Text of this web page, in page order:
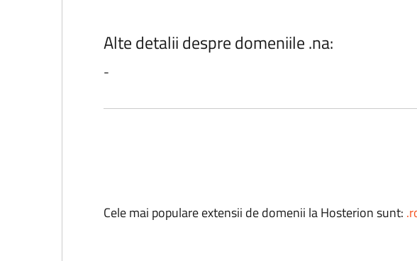
Alte detalii despre domeniile .na:
-
Cele mai populare extensii de domenii la Hosterion sunt: